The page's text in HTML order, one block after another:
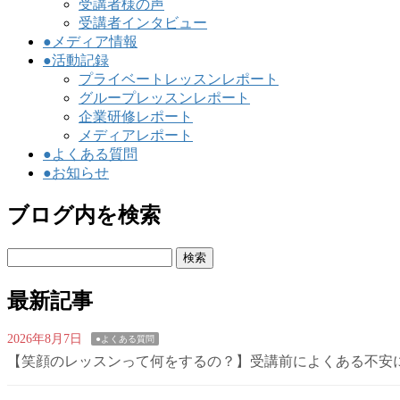
受講者様の声
受講者インタビュー
●メディア情報
●活動記録
プライベートレッスンレポート
グループレッスンレポート
企業研修レポート
メディアレポート
●よくある質問
●お知らせ
ブログ内を検索
最新記事
2026年8月7日 ●よくある質問
【笑顔のレッスンって何をするの？】受講前によくある不安